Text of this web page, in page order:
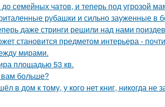
семейных чатов, и теперь под угрозой
рубашки и сильно зауженные в
даже стринги решили над нами
становится предметом интерьера -
мирами.
площадью 53 кв.
вам больше?
в дом к тому, у кого нет книг, никогда не